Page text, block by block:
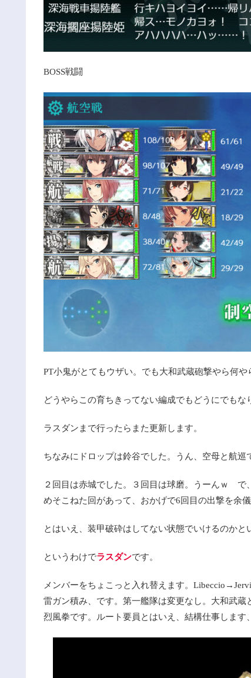
BOSS戦闘
PT小鬼がとてもウザい。でも大和武蔵砲撃やら何や
どうやらこの育ちきってない編成でもどうにでもな
ラスダンまで行ったらまた更新します。
ちなみにドロップは鈴谷でした。うん、空母と航
２回目は赤城でした。３回目は球磨。うーんｗ で
めそこねた回があって、おかげで6回目の出撃を余儀
とはいえ、装甲破砕はしてない状態でいけるのかと
というわけでラスダンです。
メンバーをちょこっと入れ替えます。
雷ガン積み、です。第一艦隊は変更なし。大和武
烈風拳です。ルート要員とはいえ、結構仕事します